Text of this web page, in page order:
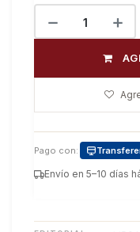
Pago con:
Envío en 5–10 días